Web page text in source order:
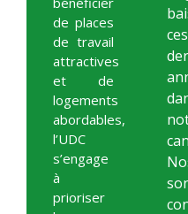
de places
de travail
attractives
et de
logements
abordables,
l’UDC
s’engage
à
prioriser
ces